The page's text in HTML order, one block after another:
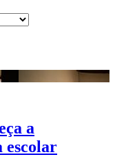
a
escolar